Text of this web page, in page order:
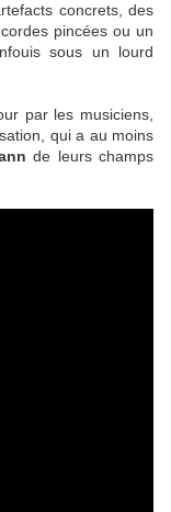
concrets, des
pincées ou un
sous un lourd
par les musiciens,
qui a au moins
de leurs champs